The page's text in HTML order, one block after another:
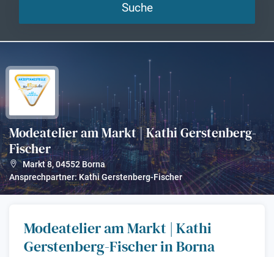
Suche
Modeatelier am Markt | Kathi Gerstenberg-
Fischer ?
Markt 8,04552 Borna
Ansprechpartner: Kathi Gerstenberg-Fischer
Modeatelier am Markt | Kathi
Gerstenberg-Fischer in Borna